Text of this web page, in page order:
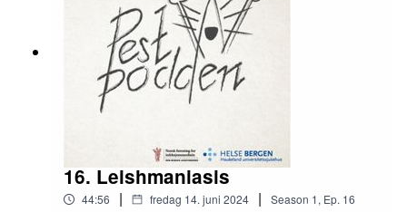
16. Leishmaniasis
44:56 | fredag 14. juni 2024 | Season 1, Ep. 16